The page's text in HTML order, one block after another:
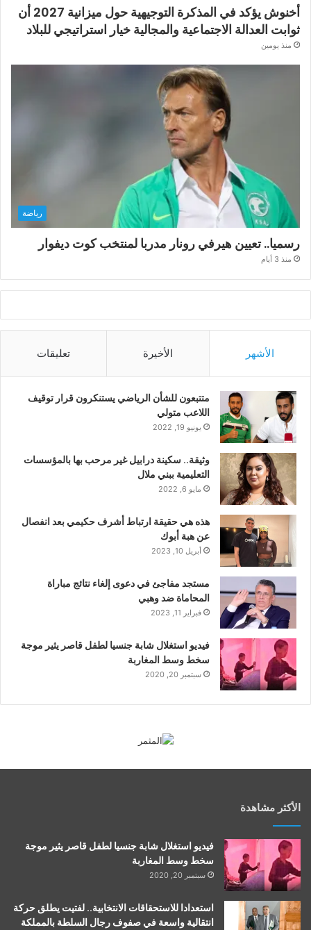
أخنوش يؤكد في المذكرة التوجيهية حول ميزانية 2027 أن
ثوابت العدالة الاجتماعية والمجالية خيار استراتيجي للبلاد
منذ يومين
رياضة
رسميا.. تعيين هيرفي رونار مدربا لمنتخب كوت ديفوار
منذ 3 أيام
الأشهر الأخيرة تعليقات
متتبعون للشأن الرياضي يستنكرون قرار توقيف
اللاعب متولي
يونيو 19, 2022
وثيقة.. سكينة درابيل غير مرحب بها بالمؤسسات
التعليمية ببني ملال
مايو 6, 2022
هذه هي حقيقة ارتباط أشرف حكيمي بعد انفصال
عن هبة أبوك
أبريل 10, 2023
مستجد مفاجئ في دعوى إلغاء نتائج مباراة
المحاماة ضد وهبي
فبراير 11, 2023
فيديو استغلال شابة جنسيا لطفل قاصر يثير موجة
سخط وسط المغاربة
سبتمبر 20, 2020
الأكثر مشاهدة
فيديو استغلال شابة جنسيا لطفل قاصر يثير موجة
سخط وسط المغاربة
سبتمبر 20, 2020
استعدادا للاستحقاقات الانتخابية.. لفتيت يطلق حركة
انتقالية واسعة في صفوف رجال السلطة بالمملكة